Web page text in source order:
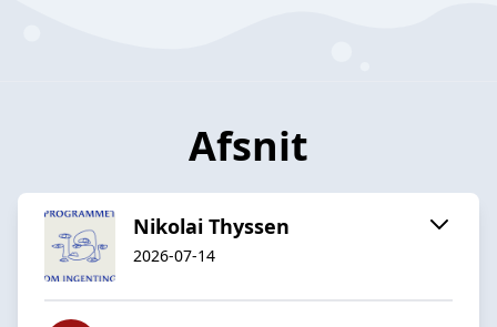
Afsnit
Nikolai Thyssen
2026-07-14